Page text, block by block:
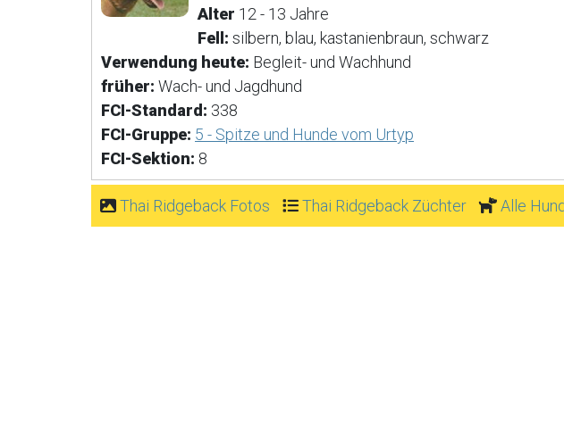
Alter 12 - 13 Jahre
Fell: silbern, blau, kastanienbraun, schwarz
Verwendung heute: Begleit- und Wachhund
früher: Wach- und Jagdhund
FCI-Standard: 338
FCI-Gruppe: 5 - Spitze und Hunde vom Urtyp
FCI-Sektion: 8
Thai Ridgeback Fotos Thai Ridgeback Züchter Alle